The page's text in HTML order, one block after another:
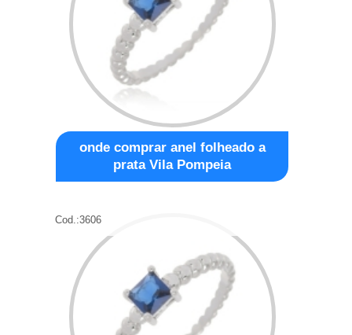
onde comprar anel folheado a
prata Vila Pompeia
Cod.:3606